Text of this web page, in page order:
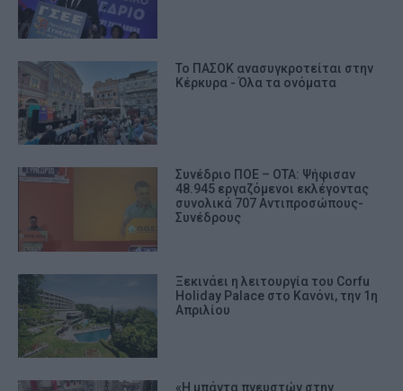
Το ΠΑΣΟΚ ανασυγκροτείται στην
Κέρκυρα - Όλα τα ονόματα
Συνέδριο ΠΟΕ – ΟΤΑ: Ψήφισαν
48.945 εργαζόμενοι εκλέγοντας
συνολικά 707 Αντιπροσώπους-
Συνέδρους
Ξεκινάει η λειτουργία του Corfu
Holiday Palace στο Κανόνι, την 1η
Απριλίου
«Η μπάντα πνευστών στην